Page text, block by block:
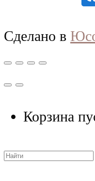
Сделано в
Корзина